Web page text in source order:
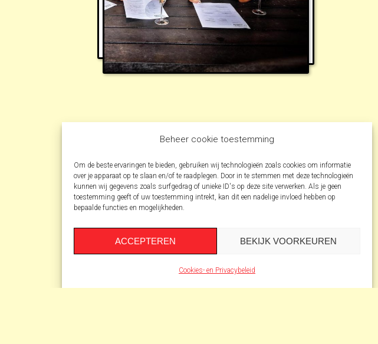
Beheer cookie toestemming
Om de beste ervaringen te bieden, gebruiken wij technologieën zoals cookies om informatie
over je apparaat op te slaan en/of te raadplegen. Door in te stemmen met deze technologieën
kunnen wij gegevens zoals surfgedrag of unieke ID's op deze site verwerken. Als je geen
toestemming geeft of uw toestemming intrekt, kan dit een nadelige invloed hebben op
bepaalde functies en mogelijkheden.
ACCEPTEREN BEKIJK VOORKEUREN
Cookies- en Privacybeleid